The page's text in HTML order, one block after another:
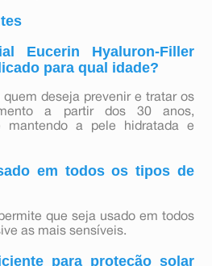
Eucerin Hyaluron-Filler
para qual idade?
deseja prevenir e tratar os
a partir dos 30 anos,
mantendo a pele hidratada e
em todos os tipos de
que seja usado em todos
as mais sensíveis.
para proteção solar